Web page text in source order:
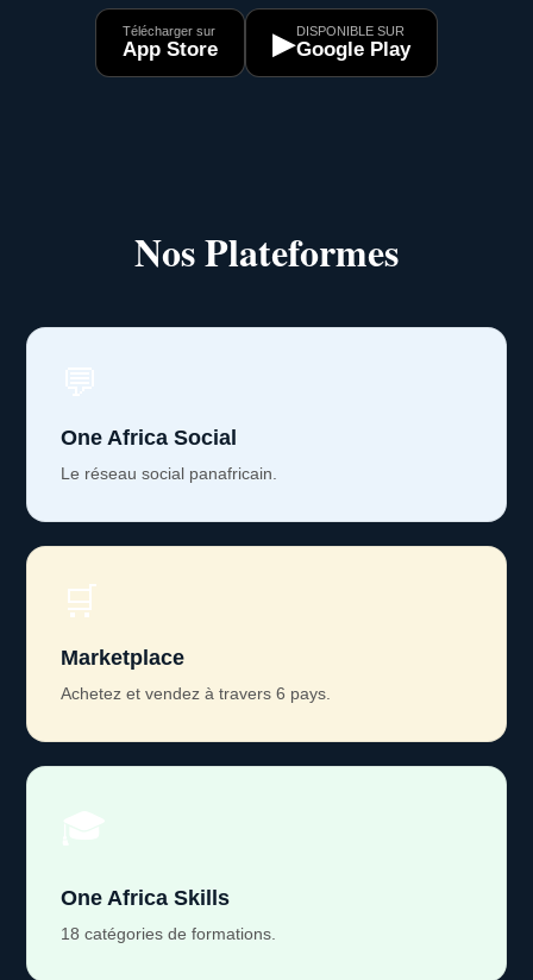
Télécharger sur
App Store ▶DISPONIBLE SUR
Google Play
Nos Plateformes
One Africa Social
Le réseau social panafricain.
🛒
Marketplace
Achetez et vendez à travers 6 pays.
One Africa Skills
18 catégories de formations.